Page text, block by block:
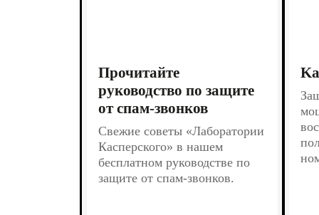
Прочитайте
руководство по защите
от спам-звонков
Свежие советы «Лаборатории
Касперского» в нашем
бесплатном руководстве по
защите от спам-звонков.